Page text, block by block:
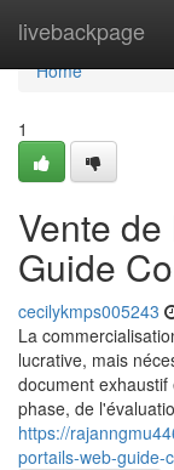
livebackpage
Home
Home
1
Vente
Guide
cecilykmps005243
La
lucrative, mais
document
phase, de
https://
portails-web-guide-